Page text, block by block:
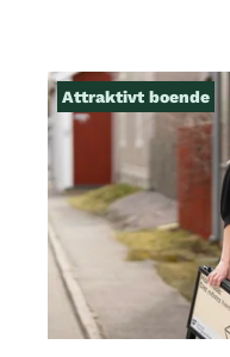
Attraktivt boende